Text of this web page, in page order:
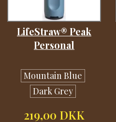
LifeStraw® Peak
Personal
Mountain Blue
Dark Grey
219,00 DKK